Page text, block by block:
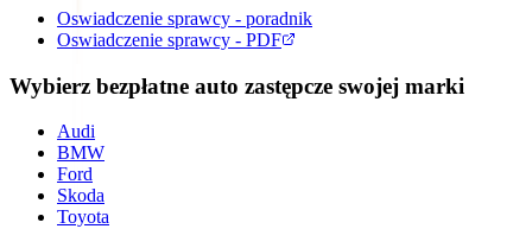
Oswiadczenie sprawcy - poradnik
Oswiadczenie sprawcy - PDF
Wybierz bezpłatne auto zastępcze swojej marki
Audi
BMW
Ford
Skoda
Toyota